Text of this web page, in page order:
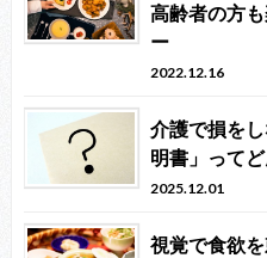
高齢者の方
ー
2022.12.16
介護で損を
明書」って
2025.12.01
視覚で食欲